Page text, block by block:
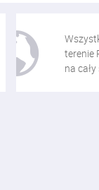
terenie
na